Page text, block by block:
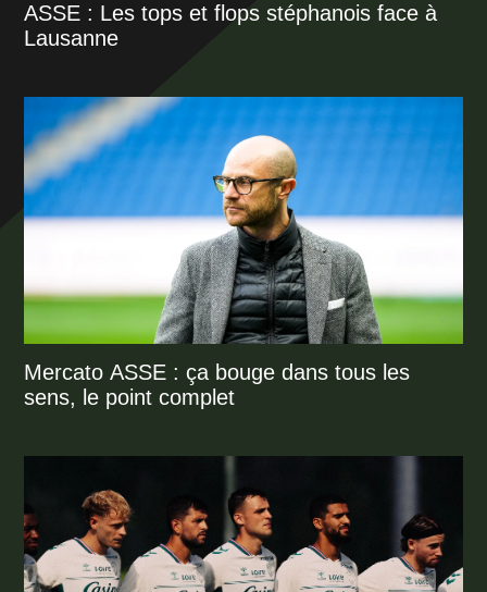
ASSE : Les tops et flops stéphanois face à
Lausanne
Mercato ASSE : ça bouge dans tous les
sens, le point complet